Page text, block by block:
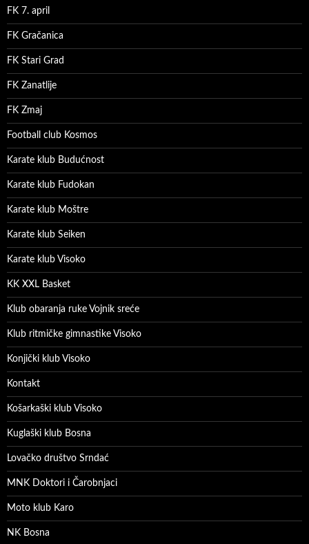
FK 7. april
FK Gračanica
FK Stari Grad
FK Zanatlije
FK Zmaj
Football club Kosmos
Karate klub Budućnost
Karate klub Fudokan
Karate klub Moštre
Karate klub Seiken
Karate klub Visoko
KK XXL Basket
Klub obaranja ruke Vojnik sreće
Klub ritmičke gimnastike Visoko
Konjički klub Visoko
Kontakt
Košarkaški klub Visoko
Kuglaški klub Bosna
Lovačko društvo Srndać
MNK Doktori i Čarobnjaci
Moto klub Karo
NK Bosna